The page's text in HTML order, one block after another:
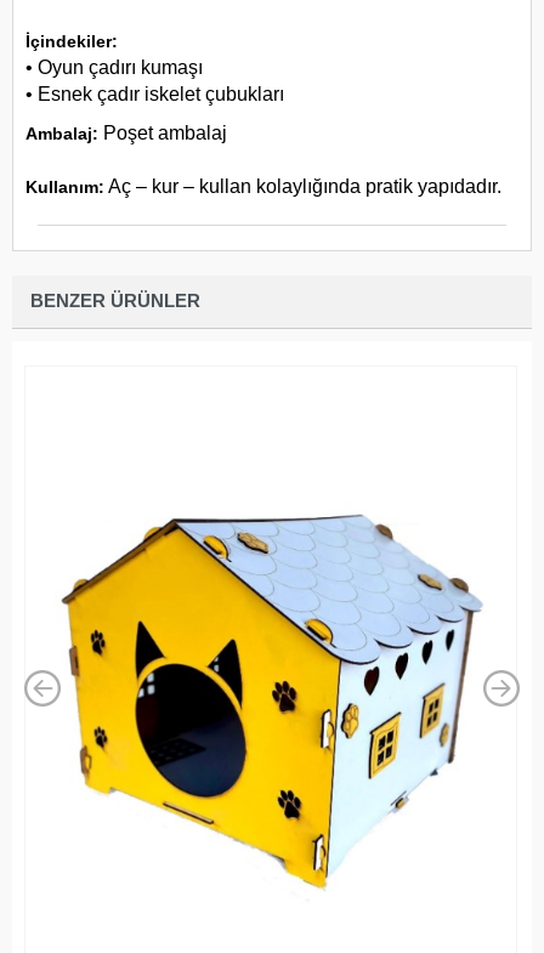
İçindekiler:
• Oyun çadırı kumaşı
• Esnek çadır iskelet çubukları
Ambalaj: Poşet ambalaj
Kullanım: Aç – kur – kullan kolaylığında pratik yapıdadır.
BENZER ÜRÜNLER